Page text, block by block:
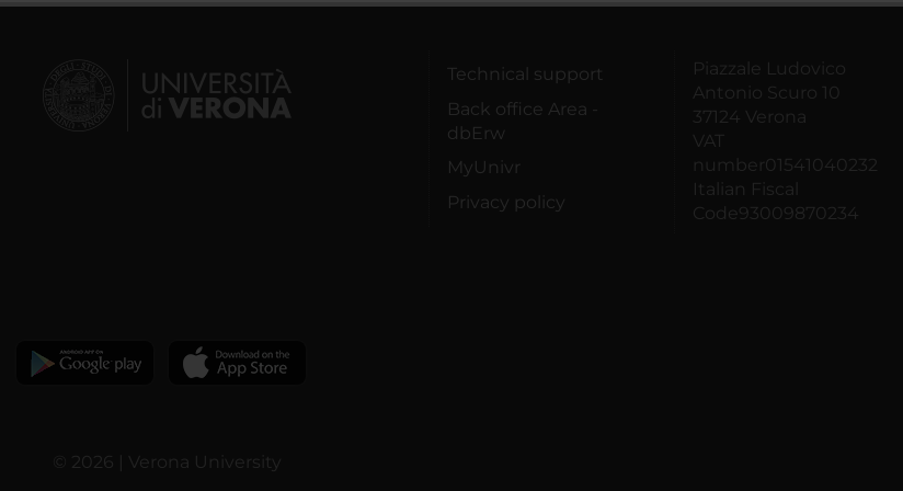
Technical support
Back office Area -
dbErw
MyUnivr
Privacy policy
Piazzale Ludovico
Antonio Scuro 10
37124 Verona
VAT
number01541040232
Italian Fiscal
Code93009870234
© 2026 | Verona University